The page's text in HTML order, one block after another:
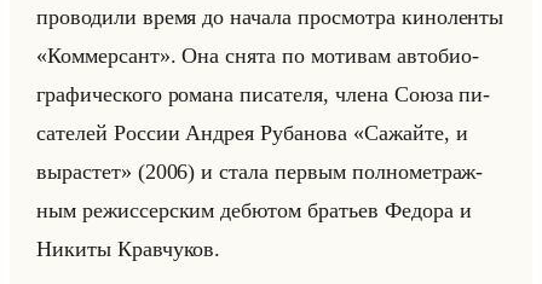
про­во­ди­ли время до на­ча­ла про­смот­ра ки­но­лен­ты
«Коммерсант». Она снята по мо­ти­вам ав­то­био­
гра­фи­че­ско­го ро­ма­на пи­са­те­ля, члена Союза пи­
са­те­лей Рос­сии Ан­дрея Ру­ба­но­ва «Сажайте, и
вырастет» (2006) и стала пер­вым пол­но­мет­раж­
ным ре­жис­сер­ским де­бю­том бра­тьев Фе­до­ра и
Ни­ки­ты Крав­чу­ков.